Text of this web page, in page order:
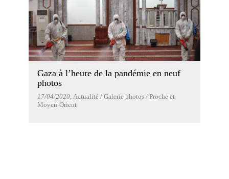
Gaza à l’heure de la pandémie en neuf
photos
17/04/2020, Actualité / Galerie photos / Proche et
Moyen-Orient